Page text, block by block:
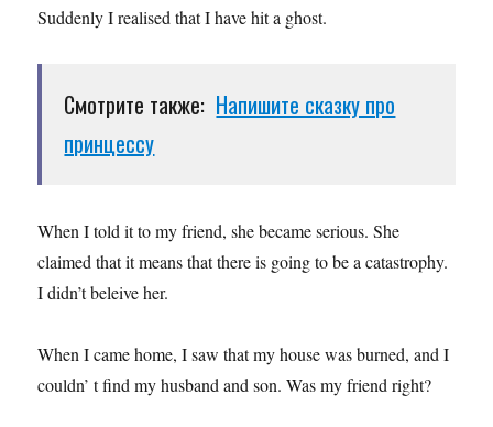
Suddenly I realised that I have hit a ghost.
Смотрите также: Напишите сказку про
принцессу
When I told it to my friend, she became serious. She
claimed that it means that there is going to be a catastrophy.
I didn’t beleive her.
When I came home, I saw that my house was burned, and I
couldn’ t find my husband and son. Was my friend right?